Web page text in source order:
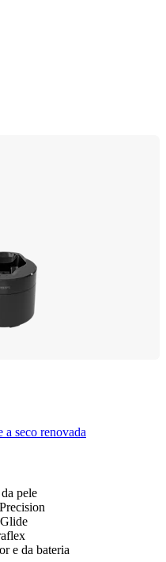
seco renovada
pele
e da bateria